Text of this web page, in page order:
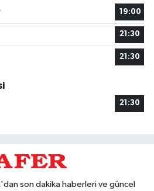
19:00
21:30
21:30
21:30
son dakika haberleri ve güncel